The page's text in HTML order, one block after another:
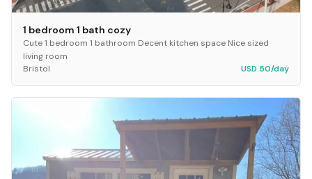
1 bedroom 1 bath cozy
Cute 1 bedroom 1 bathroom Decent kitchen space Nice sized
living room
Bristol
USD 50/day